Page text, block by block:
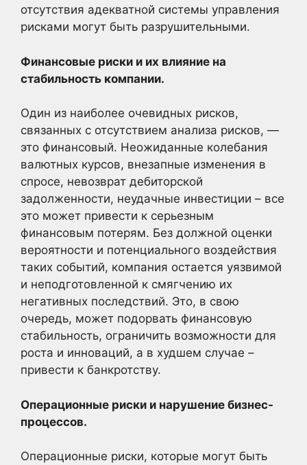
отсутствия адекватной системы управления
рисками могут быть разрушительными.
Финансовые риски и их влияние на
стабильность компании.
Один из наиболее очевидных рисков,
связанных с отсутствием анализа рисков, —
это финансовый. Неожиданные колебания
валютных курсов, внезапные изменения в
спросе, невозврат дебиторской
задолженности, неудачные инвестиции – все
это может привести к серьезным
финансовым потерям. Без должной оценки
вероятности и потенциального воздействия
таких событий, компания остается уязвимой
и неподготовленной к смягчению их
негативных последствий. Это, в свою
очередь, может подорвать финансовую
стабильность, ограничить возможности для
роста и инноваций, а в худшем случае –
привести к банкротству.
Операционные риски и нарушение бизнес-
процессов.
Операционные риски, которые могут быть